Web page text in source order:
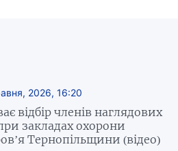
2026, 16:20
відбір членів наглядових
закладах охорони
Тернопільщини (відео)